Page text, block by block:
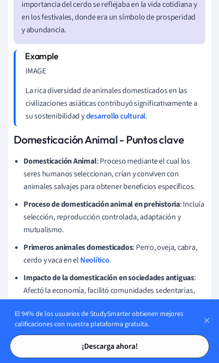
Tarjetas de estudio
Tarjetas de estudio
importancia del cerdo se reflejaba en la vida cotidiana y
en los festivales, donde era un símbolo de prosperidad
y abundancia.
IMAGE
La rica diversidad de animales domesticados en las
civilizaciones asiáticas contribuyó significativamente a
su sostenibilidad ydesarrollo cultural.
Domesticación Animal - Puntos clave
Domesticación Animal: Proceso mediante el cual los
seres humanos seleccionan, crían y conviven con
animales salvajes para obtener beneficios específicos.
Proceso de domesticación animal en prehistoria: Incluía
selección, reproducción controlada, adaptación y
mutualismo.
Primeros animales domesticados: Perro, oveja, cabra,
cerdo y vaca en elNeolítico.
Impacto de la domesticación en sociedades antiguas:
Afectó la economía, facilitó comunidades sedentarias,
influyó en tecnología y cultura.
Animales domesticados en distintas culturas: Ejemplos
incluyen bueyes en Mesopotamia, llamas en los Andes y
búfalo de agua en Asia.
El 94% de los usuarios de StudySmarter obtienen mejores
calificaciones con nuestra plataforma gratuita.
¡Descarga ahora!